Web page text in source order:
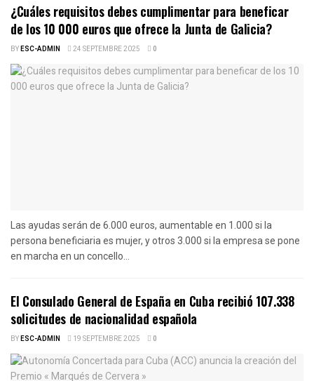
¿Cuáles requisitos debes cumplimentar para beneficar
de los 10 000 euros que ofrece la Junta de Galicia?
BYESC-ADMIN 24 SEPTEMBRE 2025 0
Las ayudas serán de 6.000 euros, aumentable en 1.000 si la
persona beneficiaria es mujer, y otros 3.000 si la empresa se pone
en marcha en un concello...
El Consulado General de España en Cuba recibió 107.338
solicitudes de nacionalidad española
BYESC-ADMIN 19 SEPTEMBRE 2025 0